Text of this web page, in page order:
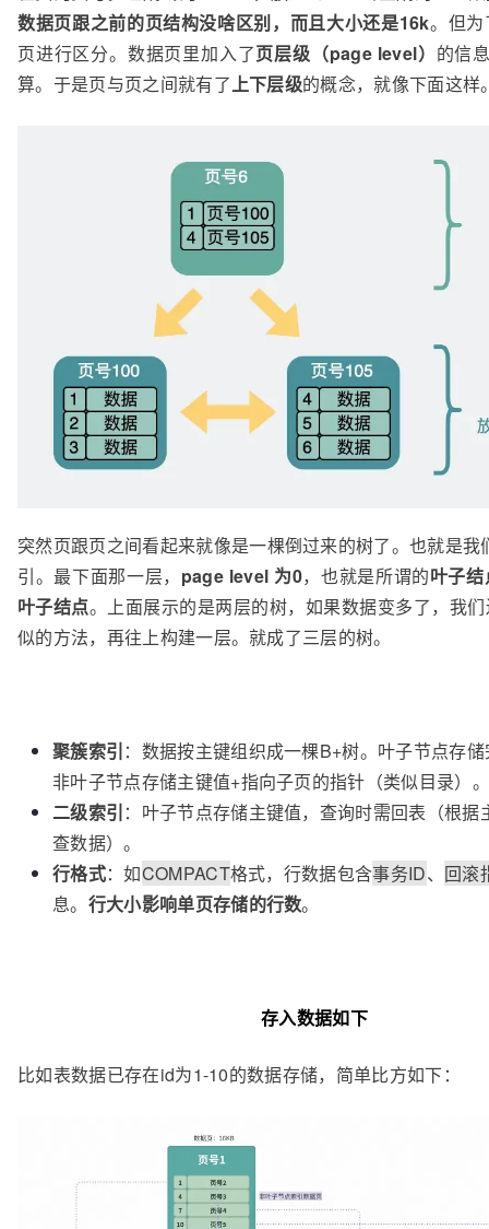
数据页跟之前的页结构没啥区别，而且大小还是16k。但
页进行区分。数据页里加入了页层级（page level） 的信
算。于是页与页之间就有了上下层级的概念，就像下面这样
突然页跟页之间看起来就像是一棵倒过来的树了。也就是我
引。最下面那一层， page level 为0，也就是所谓的叶子
叶子结点。上面展示的是两层的树，如果数据变多了，我
似的方法，再往上构建一层。就成了三层的树。
聚簇索引：数据按主键组织成一棵B+树。叶子节点存
非叶子节点存储主键值+指向子页的指针（类似目录）。
二级索引：叶子节点存储主键值，查询时需回表（根据
查数据）。
行格式：如COMPACT格式，行数据包含事务ID、 回滚
息。 行大小影响单页存储的行数。
存入数据如下
比如表数据已存在id为1-10的数据存储，简单比方如下：